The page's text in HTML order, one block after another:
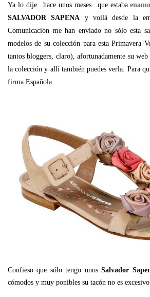
Ya lo dije...hace unos meses...que estaba
SALVADOR SAPENA y voilá desde la
Comunicación me han enviado no sólo esta
modelos de su colección para esta Primavera
tantos bloggers, claro), afortunadamente su web
la colección y allí también puedes verla. Para
firma Española.
Confieso que sólo tengo unosSalvador
cómodos y muy ponibles su tacón no es